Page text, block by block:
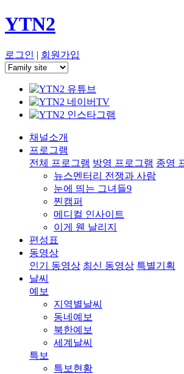
YTN2
로그인 | 회원가입
채널소개
프로그램
전체 프로그램 방영 프로그램 종영
뉴스멘터리 전쟁과 사람
눈에 띄는 그녀들9
찐캠퍼
메디컬 인사이트
이게 웬 날리지
편성표
동영상
인기 동영상 최신 동영상 특별기획
날씨
예보
지역별날씨
동네예보
북한예보
세계날씨
특보
특보현황